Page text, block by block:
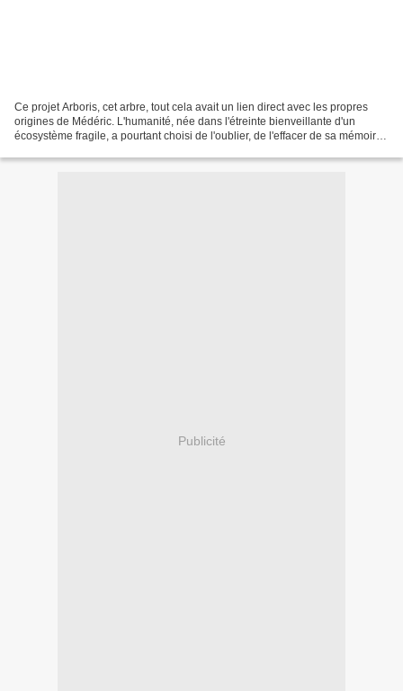
Ce projet Arboris, cet arbre, tout cela avait un lien direct avec les propres
origines de Médéric. L'humanité, née dans l'étreinte bienveillante d'un
écosystème fragile, a pourtant choisi de l'oublier, de l'effacer de sa mémoire
Publicité